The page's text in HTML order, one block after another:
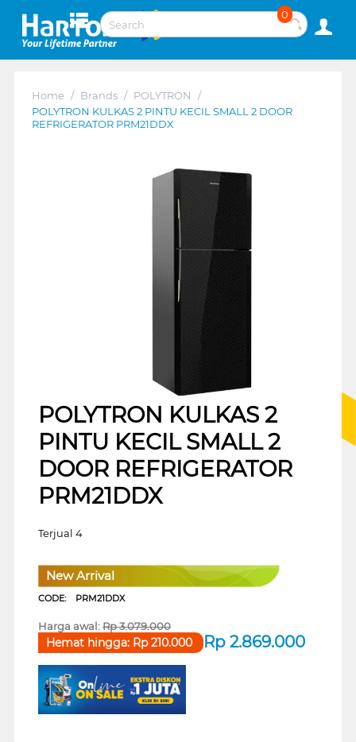
0
Home / Brands / POLYTRON
/
POLYTRON KULKAS 2 PINTU KECIL SMALL 2 DOOR
REFRIGERATOR PRM21DDX
POLYTRON KULKAS 2
PINTU KECIL SMALL 2
DOOR REFRIGERATOR
PRM21DDX
Terjual 4
New Arrival
CODE: PRM21DDX
Harga awal:Rp3.079.000
Rp 2.869.000
Hemat hingga: Rp210.000